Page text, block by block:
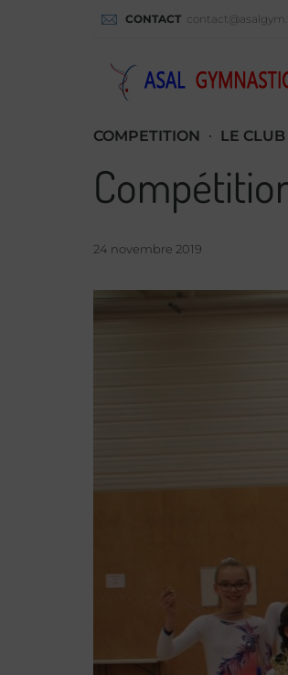
CONTACT
COMPETITION LE CLUB
24 novembre 2019